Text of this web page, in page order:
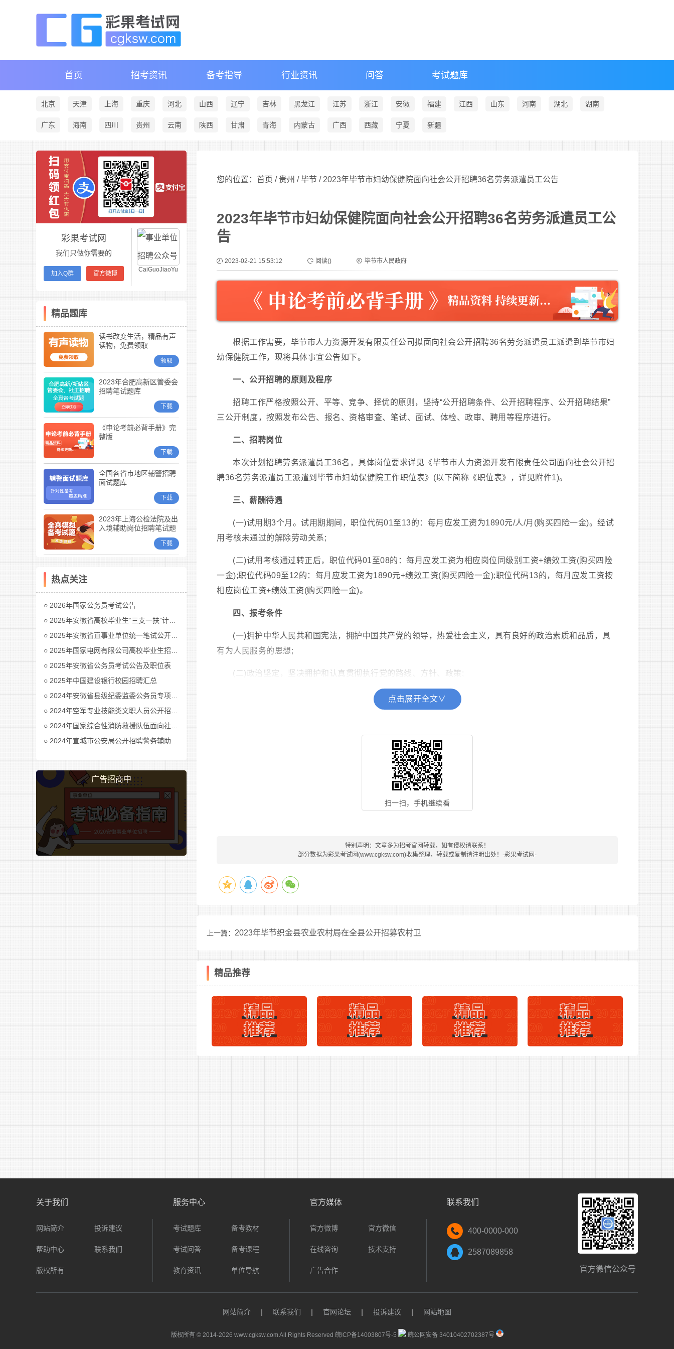
首页 招考资讯 备考指导 行业资讯 问答 考试题库
北京 天津 上海 重庆 河北 山西 辽宁 吉林 黑龙江 江苏 浙江 安徽 福建 江西 山东 河南 湖北 湖南
广东 海南 四川 贵州 云南 陕西 甘肃 青海 内蒙古 广西 西藏 宁夏 新疆
彩果考试网
我们只做你需要的
加入Q群 官方微博
CaiGuoJiaoYu
精品题库
读书改变生活，精品有声
读物，免费领取
领取
2023年合肥高新区管委会
招聘笔试题库
下载
《申论考前必背手册》完
整版
下载
全国各省市地区辅警招聘
面试题库
下载
2023年上海公检法院及出
入境辅助岗位招聘笔试题
下载
热点关注
2026年国家公务员考试公告
2025年安徽省高校毕业生“三支一扶”计划招募公告
2025年安徽省直事业单位统一笔试公开招聘工作人员公告
2025年国家电网有限公司高校毕业生招聘公告(第二批)汇总
2025年安徽省公务员考试公告及职位表
2025年中国建设银行校园招聘汇总
2024年安徽省县级纪委监委公务员专项招考公告及职位表汇总
2024年空军专业技能类文职人员公开招考公告
2024年国家综合性消防救援队伍面向社会招录消防员公告
2024年宣城市公安局公开招聘警务辅助人员公告
广告招商中
您的位置：首页 / 贵州 /毕节 / 2023年毕节市妇幼保健院面向社会公开招聘36名劳务派遣员工公告
2023年毕节市妇幼保健院面向社会公开招聘36名劳务派遣员工公
告
2023-02-21 15:53:12 阅读() 毕节市人民政府
根据工作需要，毕节市人力资源开发有限责任公司拟面向社会公开招聘36名劳务派遣员工派遣到毕节市妇
幼保健院工作，现将具体事宜公告如下。
一、公开招聘的原则及程序
招聘工作严格按照公开、平等、竞争、择优的原则，坚持“公开招聘条件、公开招聘程序、公开招聘结果”
三公开制度，按照发布公告、报名、资格审查、笔试、面试、体检、政审、聘用等程序进行。
二、招聘岗位
本次计划招聘劳务派遣员工36名，具体岗位要求详见《毕节市人力资源开发有限责任公司面向社会公开招
聘36名劳务派遣员工派遣到毕节市妇幼保健院工作职位表》(以下简称《职位表》，详见附件1)。
三、薪酬待遇
(一)试用期3个月。试用期期间，职位代码01至13的：每月应发工资为1890元/人/月(购买四险一金)。经试
用考核未通过的解除劳动关系;
(二)试用考核通过转正后，职位代码01至08的：每月应发工资为相应岗位同级别工资+绩效工资(购买四险
一金);职位代码09至12的：每月应发工资为1890元+绩效工资(购买四险一金);职位代码13的，每月应发工资按
相应岗位工资+绩效工资(购买四险一金)。
四、报考条件
(一)拥护中华人民共和国宪法，拥护中国共产党的领导，热爱社会主义，具有良好的政治素质和品质，具
有为人民服务的思想;
(二)政治坚定，坚决拥护和认真贯彻执行党的路线、方针、政策;
(三)年龄在18周岁以上(2005年2月20日之前出生)，35周岁以下(1987年2月20日以后出生);
(五)遵纪守法，诚实守信，品行端正、人格健全;
(六)安心报考岗位工作，有较强的事业心和责任感;
(七)具有胜任报考岗位需要的专业知识和工作能力;
(八)身体健康，无不良嗜好且身体条件符合用工录用体检通用标准;
报名采取网上报名的方式进行。
网上报名按以下程序进行：
(一)提交报名申请：
报考人员于2023年2月22日9：00——2月24日17：00期间登录“毕节市就业创业公共服务平台”(网址：
zw.rsj.bijie.gov.cn)进行报名，并上传本人近期正面免冠白底照片电子版(jpg格式、30KB以上且小于300KB，
确、完整地填写本人信息，认真核对信息后及时提交。(具体报名流程，详见附件2)
(二)报名注意事项：
1.资格审查单位将根据招聘条件及岗位要求，对报考人员提交的相关信息资料进行网上资格审查。报考人
员提交成功后，审核人员将在24小时内完成资格审查。
2.报考人员应及时登录“毕节市就业创业公共服务平台”(网址：zw.rsj.bijie.gov.cn)查询是否通过资格审查。
通过资格审查的，不得再报考其他岗位。资格审查不合格人员，在资格审查期间(2023年2月26日17：00前)可
修改报名信息并重新确认。
台”(网址：zw.rsj.bijie.gov.cn)缴纳100元报名费。未按期缴费者视为报名失败。
点击展开全文∨
扫一扫，手机继续看
特别声明：文章多为招考官网转载，如有侵权请联系！
部分数据为彩果考试网(www.cgksw.com)收集整理，转载或复制请注明出处！-彩果考试网-
上一篇： 2023年毕节织金县农业农村局在全县公开招募农村卫
生保洁员公告
精品推荐
关于我们
网站简介 投诉建议
帮助中心 联系我们
版权所有
服务中心
考试题库 备考教材
考试问答 备考课程
教育资讯 单位导航
官方媒体
官方微博 官方微信
在线咨询 技术支持
广告合作
联系我们
400-0000-000
2587089858
官方微信公众号
网站简介 | 联系我们 | 官网论坛 | 投诉建议 | 网站地图
版权所有 © 2014-2026 www.cgksw.com All Rights Reserved 皖ICP备14003807号-5 皖公网安备 34010402702387号